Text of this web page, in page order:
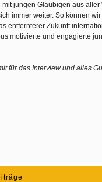
jungen Gläubigen aus
immer weiter. So können
entfernterer Zukunft
motivierte und engagierte
für das Interview und alles